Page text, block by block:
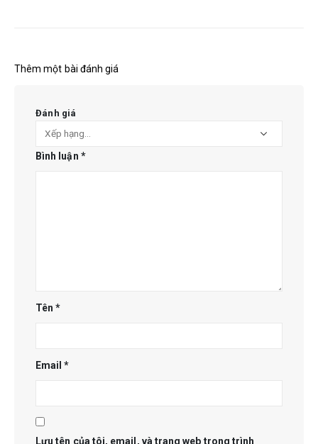
Thêm một bài đánh giá
Đánh giá
Bình luận *
Tên*
Email*
Lưu tên của tôi, email, và trang web trong trình